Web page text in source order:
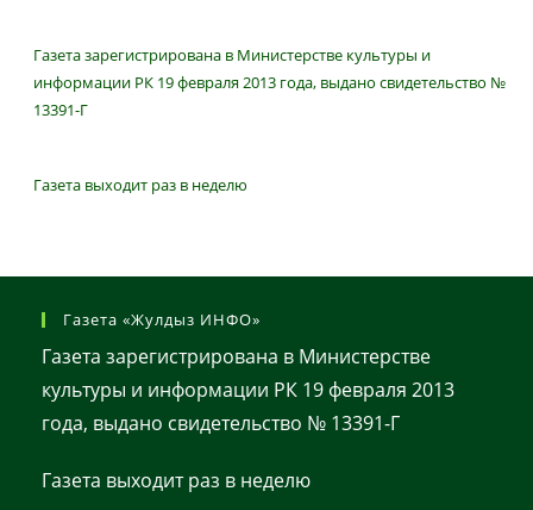
Газета зарегистрирована в Министерстве культуры и
информации РК 19 февраля 2013 года, выдано свидетельство №
13391-Г
Газета выходит раз в неделю
Газета «Жулдыз ИНФО»
Газета зарегистрирована в Министерстве
культуры и информации РК 19 февраля 2013
года, выдано свидетельство № 13391-Г
Газета выходит раз в неделю